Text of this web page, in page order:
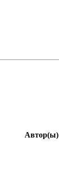
Автор(ы)